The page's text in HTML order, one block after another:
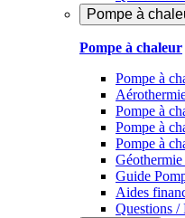
Pompe à
Pompe à chaleur
Pompe à
Pompe à
Pompe à
Pompe à
Géothermie
Guide
Aides
Questions /